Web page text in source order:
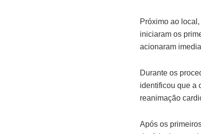
Próximo ao
iniciaram os
acionaram
Durante os
identificou que a
reanimação
Após os